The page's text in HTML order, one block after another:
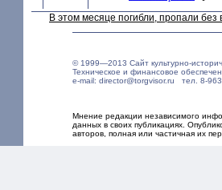
В этом месяце погибли, пропали
© 1999—2013 Сайт культурно-
Техническое и финансовое
e-mail: director@torgvisor.ru тел. 8-
Мнение редакции независимого
данных в своих публикациях.
авторов, полная или частичная их